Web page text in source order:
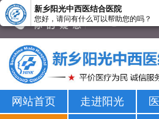
新乡男科医院-新乡市正规男科医院-新乡
网站首页 走进阳光
新乡阳光中西医结合医院
您好，请问有什么可以帮助您的吗？